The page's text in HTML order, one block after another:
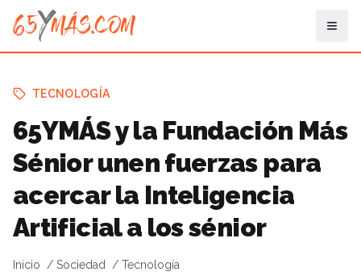
TECNOLOGÍA
65YMÁS y la Fundación Más
Sénior unen fuerzas para
acercar la Inteligencia
Artificial a los sénior
Inicio Sociedad Tecnología